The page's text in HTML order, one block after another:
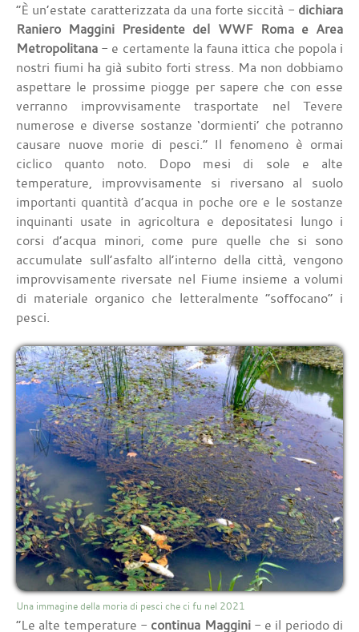
“È un’estate caratterizzata da una forte siccità - dichiara
Raniero Maggini Presidente del WWF Roma e Area
Metropolitana - e certamente la fauna ittica che popola i
nostri fiumi ha già subito forti stress. Ma non dobbiamo
aspettare le prossime piogge per sapere che con esse
verranno improvvisamente trasportate nel Tevere
numerose e diverse sostanze ‘dormienti’ che potranno
causare nuove morie di pesci.” Il fenomeno è ormai
ciclico quanto noto. Dopo mesi di sole e alte
temperature, improvvisamente si riversano al suolo
importanti quantità d’acqua in poche ore e le sostanze
inquinanti usate in agricoltura e depositatesi lungo i
corsi d’acqua minori, come pure quelle che si sono
accumulate sull’asfalto all’interno della città, vengono
improvvisamente riversate nel Fiume insieme a volumi
di materiale organico che letteralmente “soffocano” i
pesci.
Una immagine della moria di pesci che ci fu nel 2021
“Le alte temperature - continua Maggini- e il periodo di